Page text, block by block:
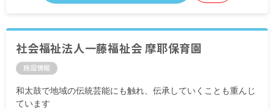
社会福祉法人一藤福祉会 摩耶保育園
施設情報
和太鼓で地域の伝統芸能にも触れ、伝承していくことも重んじ
ています